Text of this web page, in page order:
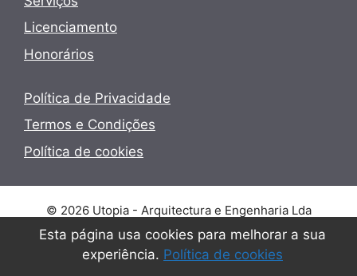
Esta página usa cookies para melhorar a sua
experiência. Política de cookies
Licenciamento
Honorários
Política de Privacidade
Termos e Condições
Política de cookies
© 2026 Utopia - Arquitectura e Engenharia Lda